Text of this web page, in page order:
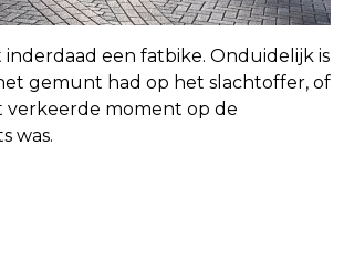
een fatbike. Onduidelijk is
gemunt had op het slachtoffer, of
verkeerde moment op de
was.